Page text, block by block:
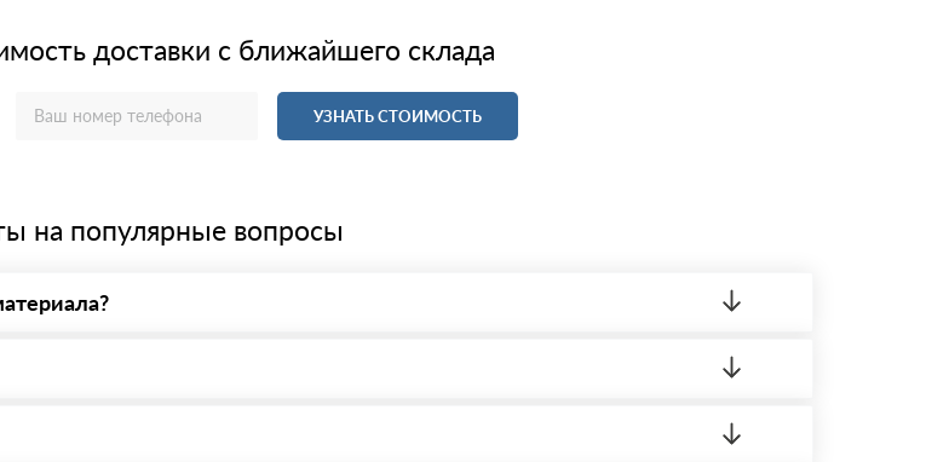
доставки с ближайшего склада
УЗНАТЬ СТОИМОСТЬ
на популярные вопросы